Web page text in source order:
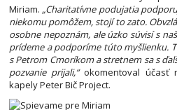
Miriam. „Charitatívne podujatia
niekomu pomôžem, stojí to zato.
osobne nepoznám, ale úzko súvisí s
prídeme a podporíme túto myšlienku.
s Petrom Cmoríkom a stretnem sa s
pozvanie prijali,“okomentoval účasť
kapely Peter Bič Project.